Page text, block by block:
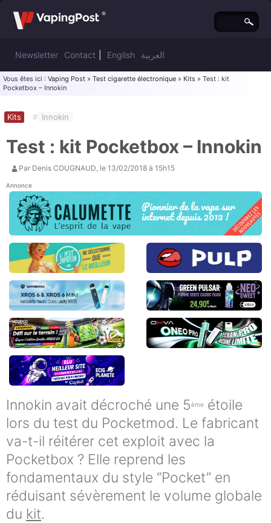
Newsletter Contact English العربية
Vous êtes ici : Vaping Post » Test cigarette électronique » Kits » Test : kit
Pocketbox – Innokin
Test : kit Pocketbox – Innokin
Kits # Innokin
Par Denis COUGNAUD, le 13/02/2018 à 15h15
Annonce
Innokin avait décroché une 5ème
étoile
lors du test du Pocketmod. Le fabricant
va-t-il réitérer cet exploit avec la
Pocketbox ? Elle reprend les
fondamentaux du style “Pocket” en
réduisant sévèrement le volume globale
du kit.